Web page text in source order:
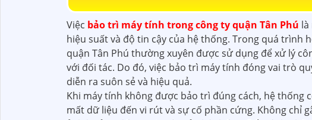
Việc bảo trì máy tính trong công tyquận Tân Phú
hiệu suất và độ tin cậy của hệ thống. Trong quá trình
quận Tân Phú thường xuyên được sử dụng để xử lý
với đối tác. Do đó, việc bảo trì máy tính đóng vai trò
diễn ra suôn sẻ và hiệu quả.
Khi máy tính không được bảo trì đúng cách, hệ thống
mất dữ liệu đến vi rút và sự cố phần cứng. Không chỉ